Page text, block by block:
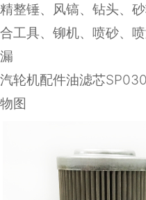
精整锤、风镐、钻头、
合工具、铆机、喷砂、
漏
汽轮机配件油滤芯
物图